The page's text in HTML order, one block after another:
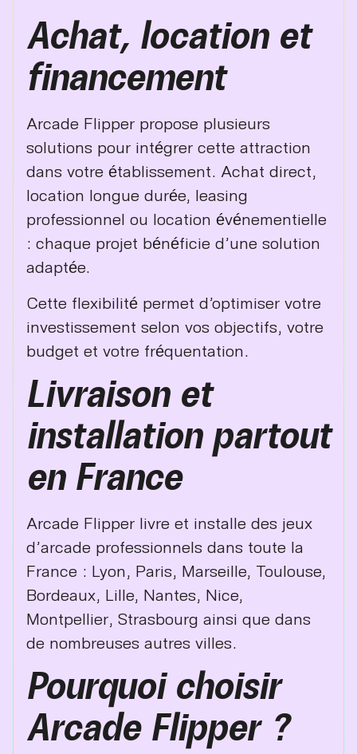
Achat, location et
financement
Arcade Flipper propose plusieurs
solutions pour intégrer cette attraction
dans votre établissement. Achat direct,
location longue durée, leasing
professionnel ou location événementielle
: chaque projet bénéficie d’une solution
adaptée.
Cette flexibilité permet d’optimiser votre
investissement selon vos objectifs, votre
budget et votre fréquentation.
Livraison et
installation partout
en France
Arcade Flipper livre et installe des jeux
d’arcade professionnels dans toute la
France : Lyon, Paris, Marseille, Toulouse,
Bordeaux, Lille, Nantes, Nice,
Montpellier, Strasbourg ainsi que dans
de nombreuses autres villes.
Pourquoi choisir
Arcade Flipper ?